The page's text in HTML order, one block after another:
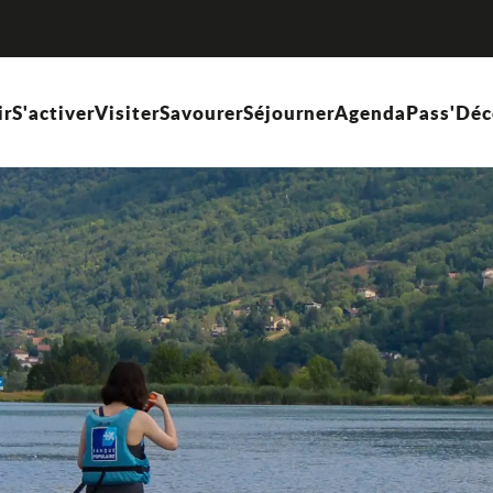
S'activerVisiterSavourerSéjournerAgenda